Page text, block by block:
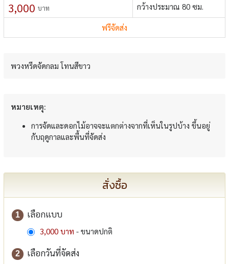
3,000 บาท กว้างประมาณ 80 ซม.
ฟรีจัดส่ง
พวงหรีดจัดกลม โทนสีขาว
หมายเหตุ:
การจัดและดอกไม้อาจจะแตกต่างจากที่เห็นในรูปบ้าง ขึ้นอยู่
กับฤดูกาลและพื้นที่จัดส่ง
สั่งซื้อ
1 เลือกแบบ
3,000 บาท - ขนาดปกติ
2 เลือกวันที่จัดส่ง